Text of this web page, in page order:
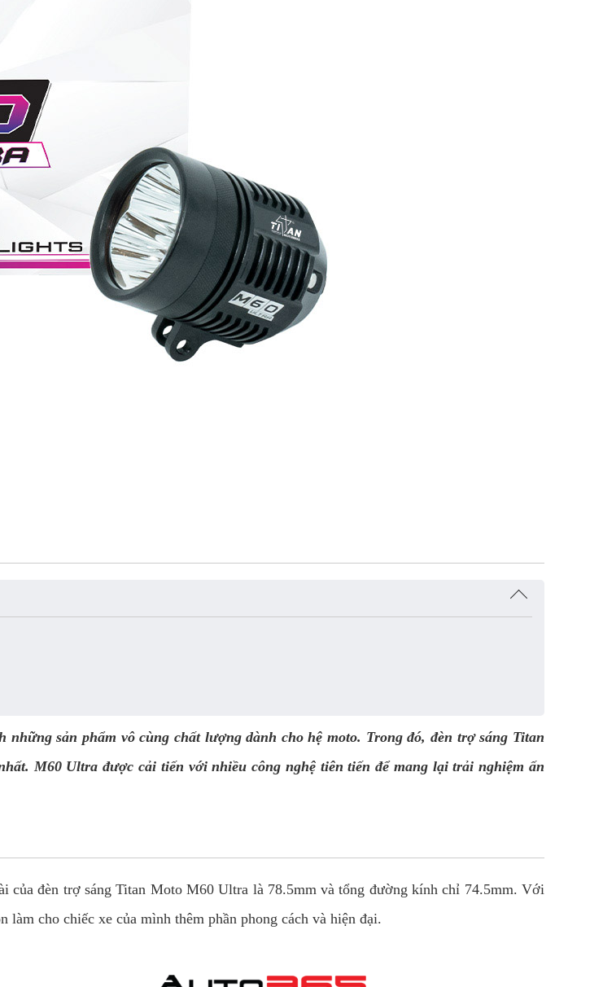
sản phẩm vô cùng chất lượng dành cho hệ moto. Trong đó, đèn trợ sáng Titan
M60 Ultra được cải tiến với nhiều công nghệ tiên tiến để mang lại trải nghiệm ấn
của đèn trợ sáng Titan Moto M60 Ultra là 78.5mm và tổng đường kính chỉ 74.5mm. Với
cho chiếc xe của mình thêm phần phong cách và hiện đại.